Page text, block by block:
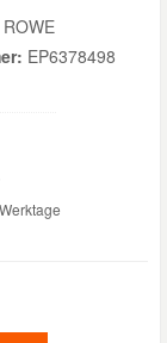
ROWE
EP6378498